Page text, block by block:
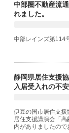
中部圏不動産流
れました。
中部レインズ第114
静岡県居住支援
入居受入れの不
伊豆の国市居住支
居住支援講演会「
内がありましたの